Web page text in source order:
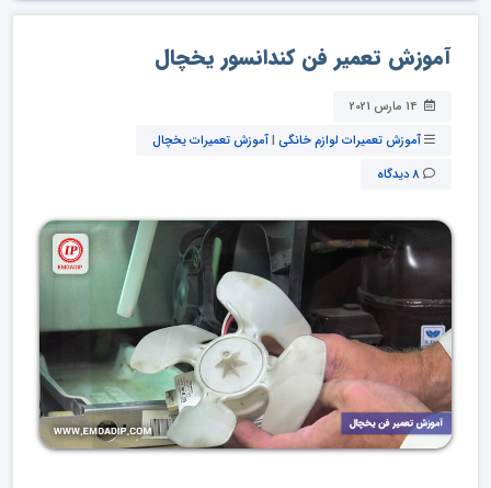
آموزش تعمیر فن کندانسور یخچال
آموزش تعمیرات لوازم خانگی |آموزش تعمیرات یخچال
8 دیدگاه